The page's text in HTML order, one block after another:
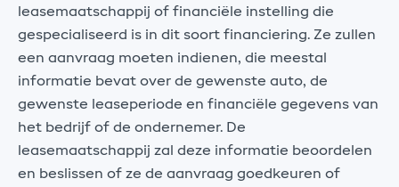
leasemaatschappij of financiële instelling die
gespecialiseerd is in dit soort financiering. Ze zullen
een aanvraag moeten indienen, die meestal
informatie bevat over de gewenste auto, de
gewenste leaseperiode en financiële gegevens van
het bedrijf of de ondernemer. De
leasemaatschappij zal deze informatie beoordelen
en beslissen of ze de aanvraag goedkeuren of